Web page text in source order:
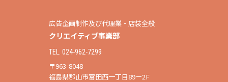
広告企画制作及び代理業・店装全般
クリエイティブ事業部
TEL. 024-962-7299
〒963-8048
福島県郡山市富田西一丁目89ー2F